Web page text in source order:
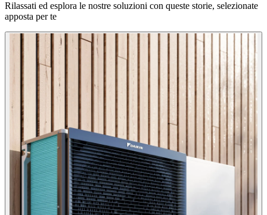
Rilassati ed esplora le nostre soluzioni con queste storie, selezionate
apposta per te